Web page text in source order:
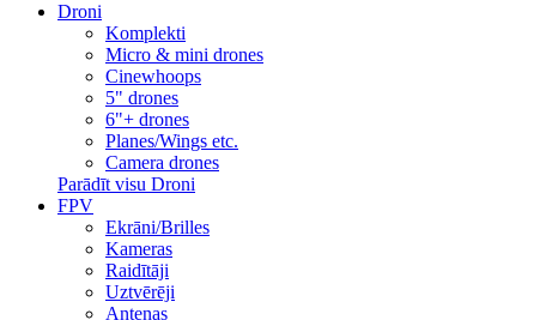
Droni
Komplekti
Micro & mini drones
Cinewhoops
5" drones
6"+ drones
Planes/Wings etc.
Camera drones
Parādīt visu Droni
FPV
Ekrāni/Brilles
Kameras
Raidītāji
Uztvērēji
Antenas